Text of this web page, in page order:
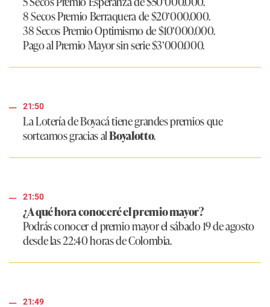
8 Secos Premio Berraquera de $20’000.000.
38 Secos Premio Optimismo de $10’000.000.
Pago al Premio Mayor sin serie $3’000.000.
21:50
La Lotería de Boyacá tiene grandes premios que
sorteamos gracias alBoyalotto.
21:50
¿A qué hora conoceré el premio mayor?
Podrás conocer el premio mayor el sábado 19 de agosto
desde las 22:40 horas de Colombia.
21:49